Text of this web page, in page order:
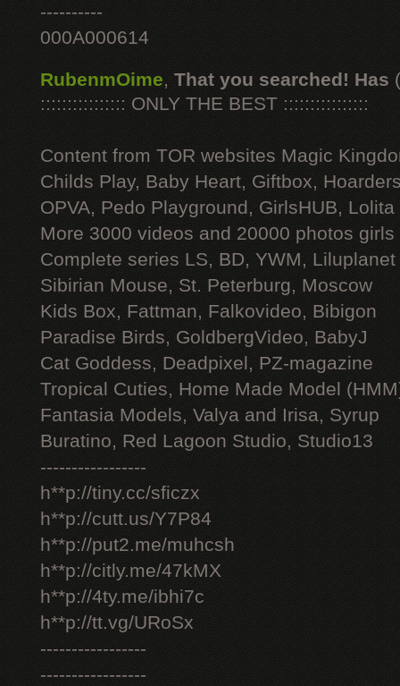
----------
000A000614
RubenmOime, That you searched! Has
:::::::::::::::: ONLY THE BEST ::::::::::::::::
Content from TOR websites Magic
Childs Play, Baby Heart, Giftbox,
OPVA, Pedo Playground, GirlsHUB, Lolita
More 3000 videos and 20000 photos
Complete series LS, BD, YWM, Liluplanet
Sibirian Mouse, St. Peterburg, Moscow
Kids Box, Fattman, Falkovideo, Bibigon
Paradise Birds, GoldbergVideo, BabyJ
Cat Goddess, Deadpixel, PZ-magazine
Tropical Cuties, Home Made Model
Fantasia Models, Valya and Irisa, Syrup
Buratino, Red Lagoon Studio, Studio13
-----------------
h**p://tiny.cc/sficzx
h**p://cutt.us/Y7P84
h**p://put2.me/muhcsh
h**p://citly.me/47kMX
h**p://4ty.me/ibhi7c
h**p://tt.vg/URoSx
-----------------
-----------------